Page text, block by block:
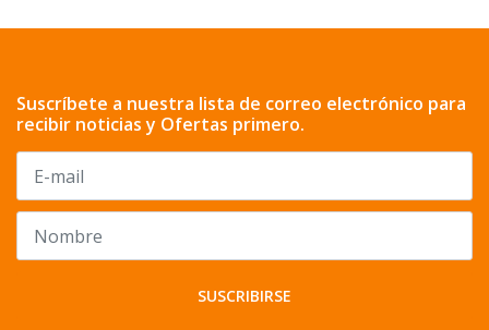
Suscríbete a nuestra lista de correo electrónico para
recibir noticias y Ofertas primero.
SUSCRIBIRSE